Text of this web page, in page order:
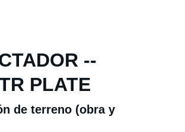
--
PLATE
de terreno (obra y